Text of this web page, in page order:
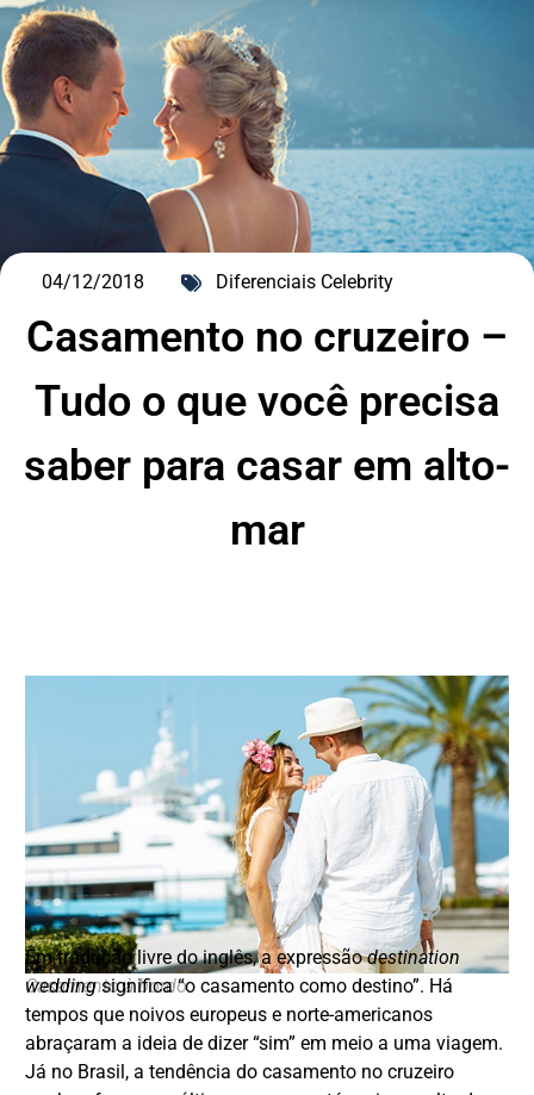
04/12/2018 Diferenciais Celebrity
Casamento no cruzeiro –
Tudo o que você precisa
saber para casar em alto-
mar
Casamento à bordo
Em tradução livre do inglês, a expressãodestination
weddingsignifica “o casamento como destino”. Há
tempos que noivos europeus e norte-americanos
abraçaram a ideia de dizer “sim” em meio a uma viagem.
Já no Brasil, a tendência do casamento no cruzeiro